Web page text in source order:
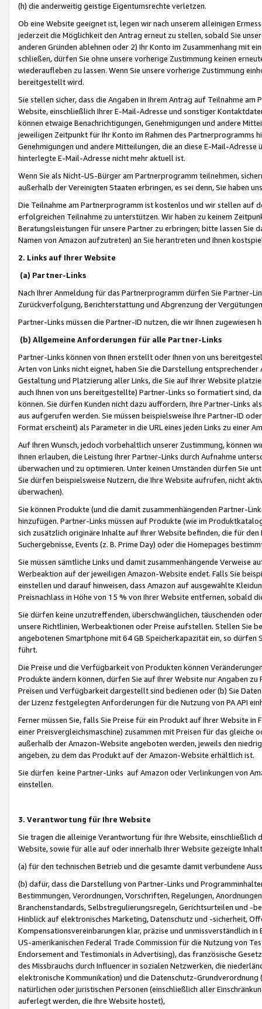
(h) die anderweitig geistige Eigentumsrechte verletzen.
Ob eine Website geeignet ist, legen wir nach unserem alleinigen
jederzeit die Möglichkeit den Antrag erneut zu stellen, sobald Sie
anderen Gründen ablehnen oder 2) Ihr Konto im Zusammenhang mit
schließen, dürfen Sie ohne unsere vorherige Zustimmung keinen
wiederaufleben zu lassen. Wenn Sie unsere vorherige Zustimmung
bereitgestellt wird.
Sie stellen sicher, dass die Angaben in Ihrem Antrag auf Teilnahme
Website, einschließlich Ihrer E-Mail-Adresse und sonstiger
können etwaige Benachrichtigungen, Genehmigungen und andere
jeweiligen Zeitpunkt für Ihr Konto im Rahmen des Partnerprogramms
Genehmigungen und andere Mitteilungen, die an diese E-Mail-
hinterlegte E-Mail-Adresse nicht mehr aktuell ist.
Wenn Sie als Nicht-US-Bürger am Partnerprogramm teilnehmen,
außerhalb der Vereinigten Staaten erbringen, es sei denn, Sie haben
Die Teilnahme am Partnerprogramm ist kostenlos und wir stellen auf
erfolgreichen Teilnahme zu unterstützen. Wir haben zu keinem
Beratungsleistungen für unsere Partner zu erbringen; bitte lassen Sie
Namen von Amazon aufzutreten) an Sie herantreten und Ihnen
2. Links auf Ihrer Website
(a) Partner-Links
Nach Ihrer Anmeldung für das Partnerprogramm dürfen Sie Partner-
Zurückverfolgung, Berichterstattung und Abgrenzung der
Partner-Links müssen die Partner-ID nutzen, die wir Ihnen zugewiesen
(b) Allgemeine Anforderungen für alle Partner-Links
Partner-Links können von Ihnen erstellt oder Ihnen von uns
Arten von Links nicht eignet, haben Sie die Darstellung
Gestaltung und Platzierung aller Links, die Sie auf Ihrer Website
auch Ihnen von uns bereitgestellte) Partner-Links so formatiert sind,
können. Sie dürfen Kunden nicht dazu auffordern, Ihre Partner-Links
aus aufgerufen werden. Sie müssen beispielsweise Ihre Partner-ID
Format erscheint) als Parameter in die URL eines jeden Links zu einer
Auf Ihren Wunsch, jedoch vorbehaltlich unserer Zustimmung, können
Ihnen erlauben, die Leistung Ihrer Partner-Links durch Aufnahme
überwachen und zu optimieren. Unter keinen Umständen dürfen Sie
Sie dürfen beispielsweise Nutzern, die Ihre Website aufrufen, nicht
überwachen).
Sie können Produkte (und die damit zusammenhängenden Partner-
hinzufügen. Partner-Links müssen auf Produkte (wie im
sich zusätzlich originäre Inhalte auf Ihrer Website befinden, die für
Suchergebnisse, Events (z. B. Prime Day) oder die Homepages
Sie müssen sämtliche Links und damit zusammenhängende
Werbeaktion auf der jeweiligen Amazon-Website endet. Falls Sie
einstellen und darauf hinweisen, dass Amazon auf ausgewählte
Preisnachlass in Höhe von 15 % von Ihrer Website entfernen, sobald
Sie dürfen keine unzutreffenden, überschwänglichen, täuschenden
unsere Richtlinien, Werbeaktionen oder Preise aufstellen. Stellen Sie
angebotenen Smartphone mit 64 GB Speicherkapazität ein, so dürfen
führt.
Die Preise und die Verfügbarkeit von Produkten können
Produkte ändern können, dürfen Sie auf Ihrer Website nur Angaben
Preisen und Verfügbarkeit dargestellt sind bedienen oder (b) Sie
der Lizenz festgelegten Anforderungen für die Nutzung von PA API
Ferner müssen Sie, falls Sie Preise für ein Produkt auf Ihrer Website
einer Preisvergleichsmaschine) zusammen mit Preisen für das
außerhalb der Amazon-Website angeboten werden, jeweils den
angeben, zu dem das Produkt auf der Amazon-Website erhältlich ist.
Sie dürfen keine Partner-Links auf Amazon oder Verlinkungen von
einstellen.
3. Verantwortung für Ihre Website
Sie tragen die alleinige Verantwortung für Ihre Website,
Website, sowie für alle auf oder innerhalb Ihrer Website gezeigte
(a) für den technischen Betrieb und die gesamte damit verbundene
(b) dafür, dass die Darstellung von Partner-Links und
Bestimmungen, Verordnungen, Vorschriften, Regelungen,
Branchenstandards, Selbstregulierungsregeln, Gerichtsurteilen und -
Hinblick auf elektronisches Marketing, Datenschutz und -sicherheit,
Kompensationsvereinbarungen klar, präzise und unmissverständlich
US-amerikanischen Federal Trade Commission für die Nutzung von
Endorsement and Testimonials in Advertising), das französische
des Missbrauchs durch Influencer in sozialen Netzwerken, die
elektronische Kommunikation) und die Datenschutz-
natürlichen oder juristischen Personen (einschließlich aller
auferlegt werden, die Ihre Website hostet),